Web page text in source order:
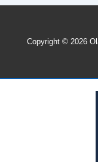
Copyright © 2026